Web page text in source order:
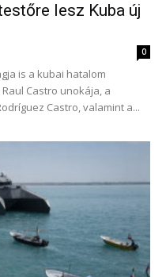
lesz Kuba új
0
is a kubai hatalom
Castro unokája, a
Castro, valamint a...